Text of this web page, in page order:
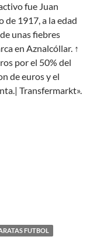
fue Juan
de 1917, a la edad
unas fiebres
en Aznalcóllar. ↑
por el 50% del
de euros y el
Transfermarkt».
FUTBOL